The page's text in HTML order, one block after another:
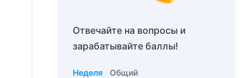
Отвечайте на вопросы и
зарабатывайте баллы!
Неделя Общий